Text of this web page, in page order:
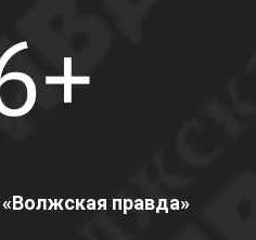
правда»